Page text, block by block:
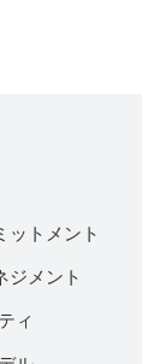
ットメント
ジメント
ィ